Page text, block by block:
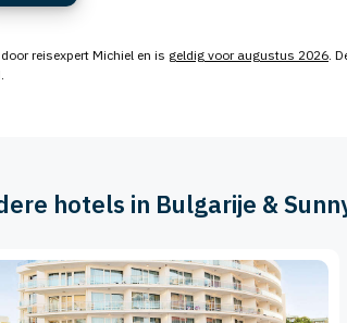
reisexpert Michiel en is geldig voor augustus 2026.
hotels in Bulgarije &